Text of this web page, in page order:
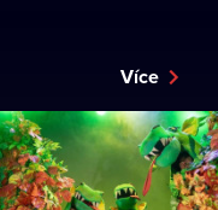
Více